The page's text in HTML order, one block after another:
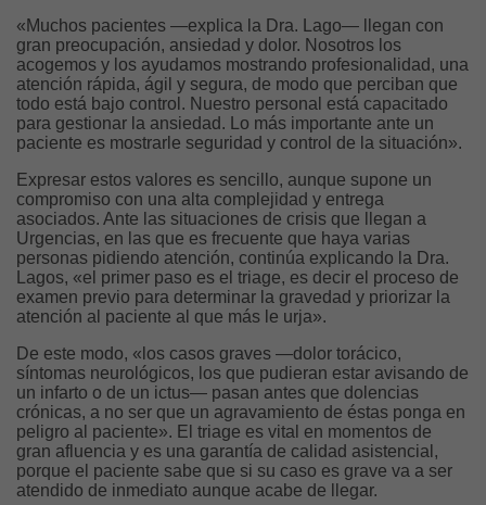
«Muchos pacientes —explica la Dra. Lago— llegan con
gran preocupación, ansiedad y dolor. Nosotros los
acogemos y los ayudamos mostrando profesionalidad, una
atención rápida, ágil y segura, de modo que perciban que
todo está bajo control. Nuestro personal está capacitado
para gestionar la ansiedad. Lo más importante ante un
paciente es mostrarle seguridad y control de la situación».
Expresar estos valores es sencillo, aunque supone un
compromiso con una alta complejidad y entrega
asociados. Ante las situaciones de crisis que llegan a
Urgencias, en las que es frecuente que haya varias
personas pidiendo atención, continúa explicando la Dra.
Lagos, «el primer paso es el triage, es decir el proceso de
examen previo para determinar la gravedad y priorizar la
atención al paciente al que más le urja».
De este modo, «los casos graves —dolor torácico,
síntomas neurológicos, los que pudieran estar avisando de
un infarto o de un ictus— pasan antes que dolencias
crónicas, a no ser que un agravamiento de éstas ponga en
peligro al paciente». El triage es vital en momentos de
gran afluencia y es una garantía de calidad asistencial,
porque el paciente sabe que si su caso es grave va a ser
atendido de inmediato aunque acabe de llegar.